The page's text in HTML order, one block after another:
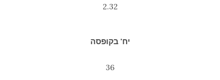
2.32
יח' בקופסה
36